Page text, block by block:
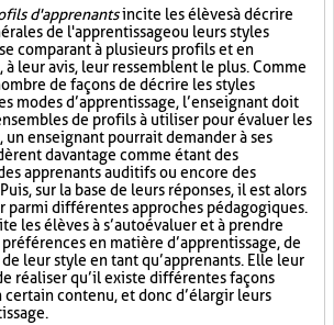
d'apprenantsincite les élèves à décrire
de l'apprentissage ou leurs styles
comparant à plusieurs profils et en
à leur avis, leur ressemblent le plus. Comme
de façons de décrire les styles
modes d’apprentissage, l’enseignant doit
de profils à utiliser pour évaluer les
un enseignant pourrait demander à ses
davantage comme étant des
apprenants auditifs ou encore des
sur la base de leurs réponses, il est alors
parmi différentes approches pédagogiques.
les élèves à s’autoévaluer et à prendre
en matière d’apprentissage, de
leur style en tant qu’apprenants. Elle leur
réaliser qu’il existe différentes façons
certain contenu, et donc d’élargir leurs